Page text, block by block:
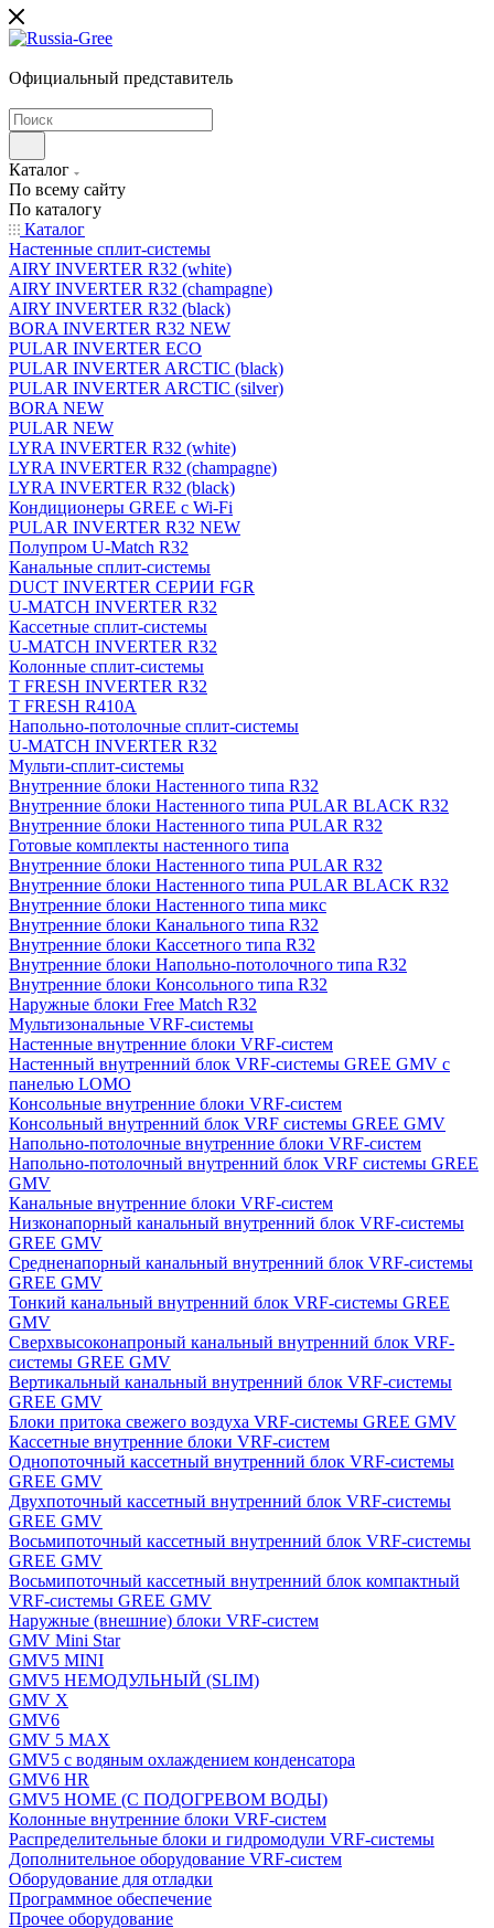
Официальный представитель
Каталог
По всему сайту
По каталогу
Каталог
Настенные сплит-системы
AIRY INVERTER R32 (white)
AIRY INVERTER R32 (champagne)
AIRY INVERTER R32 (black)
BORA INVERTER R32 NEW
PULAR INVERTER ECO
PULAR INVERTER ARCTIC (black)
PULAR INVERTER ARCTIC (silver)
BORA NEW
PULAR NEW
LYRA INVERTER R32 (white)
LYRA INVERTER R32 (champagne)
LYRA INVERTER R32 (black)
Кондиционеры GREE с Wi-Fi
PULAR INVERTER R32 NEW
Полупром U-Match R32
Канальные сплит-системы
DUCT INVERTER СЕРИИ FGR
U-MATCH INVERTER R32
Кассетные сплит-системы
U-MATCH INVERTER R32
Колонные сплит-системы
T FRESH INVERTER R32
T FRESH R410A
Напольно-потолочные сплит-системы
U-MATCH INVERTER R32
Мульти-сплит-системы
Внутренние блоки Настенного типа R32
Внутренние блоки Настенного типа PULAR BLACK R32
Внутренние блоки Настенного типа PULAR R32
Готовые комплекты настенного типа
Внутренние блоки Настенного типа PULAR R32
Внутренние блоки Настенного типа PULAR BLACK R32
Внутренние блоки Настенного типа микс
Внутренние блоки Канального типа R32
Внутренние блоки Кассетного типа R32
Внутренние блоки Напольно-потолочного типа R32
Внутренние блоки Консольного типа R32
Наружные блоки Free Match R32
Мультизональные VRF-системы
Настенные внутренние блоки VRF-систем
Настенный внутренний блок VRF-системы GREE GMV с
панелью LOMO
Консольные внутренние блоки VRF-систем
Консольный внутренний блок VRF системы GREE GMV
Напольно-потолочные внутренние блоки VRF-систем
Напольно-потолочный внутренний блок VRF системы GREE
GMV
Канальные внутренние блоки VRF-систем
Низконапорный канальный внутренний блок VRF-системы
GREE GMV
Средненапорный канальный внутренний блок VRF-системы
GREE GMV
Тонкий канальный внутренний блок VRF-системы GREE
GMV
Сверхвысоконапроный канальный внутренний блок VRF-
системы GREE GMV
Вертикальный канальный внутренний блок VRF-системы
GREE GMV
Блоки притока свежего воздуха VRF-системы GREE GMV
Кассетные внутренние блоки VRF-систем
Однопоточный кассетный внутренний блок VRF-системы
GREE GMV
Двухпоточный кассетный внутренний блок VRF-системы
GREE GMV
Восьмипоточный кассетный внутренний блок VRF-системы
GREE GMV
Восьмипоточный кассетный внутренний блок компактный
VRF-системы GREE GMV
Наружные (внешние) блоки VRF-систем
GMV Mini Star
GMV5 MINI
GMV5 НЕМОДУЛЬНЫЙ (SLIM)
GMV X
GMV6
GMV 5 MAX
GMV5 с водяным охлаждением конденсатора
GMV6 HR
GMV5 HOME (С ПОДОГРЕВОМ ВОДЫ)
Колонные внутренние блоки VRF-систем
Распределительные блоки и гидромодули VRF-системы
Дополнительное оборудование VRF-систем
Оборудование для отладки
Программное обеспечение
Прочее оборудование